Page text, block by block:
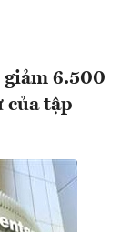
6.500
của tập